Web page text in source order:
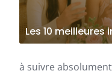
Les 10
à suivre